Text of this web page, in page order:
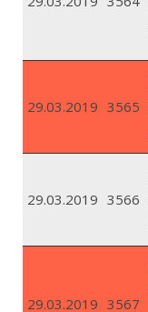
29.03.2019 3565
29.03.2019 3566
29.03.2019 3567